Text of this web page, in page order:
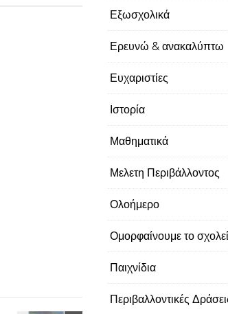
Εξωσχολικά
Ερευνώ & ανακαλύπτω
Ευχαριστίες
Ιστορία
Μαθηματικά
Μελετη Περιβάλλοντος
Ολοήμερο
Ομορφαίνουμε το
Παιχνίδια
Περιβαλλοντικές